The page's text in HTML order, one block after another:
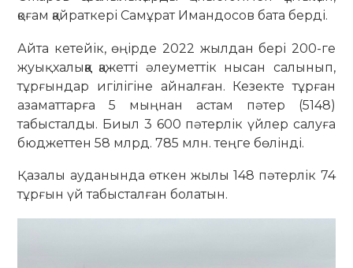
қоғам қайраткері Самұрат Имандосов бата берді.
Айта кетейік, өңірде 2022 жылдан бері 200-ге
жуық халыққа қажетті әлеуметтік нысан салынып,
тұрғындар игілігіне айналған. Кезекте тұрған
азаматтарға 5 мыңнан астам пәтер (5148)
табысталды. Биыл 3 600 пәтерлік үйлер салуға
бюджеттен 58 млрд. 785 млн. теңге бөлінді.
Қазалы ауданында өткен жылы 148 пәтерлік 74
тұрғын үй табысталған болатын.